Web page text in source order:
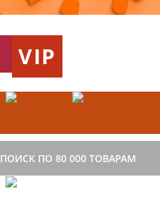
VIP
ПОИСК ПО 80 000 ТОВАРАМ